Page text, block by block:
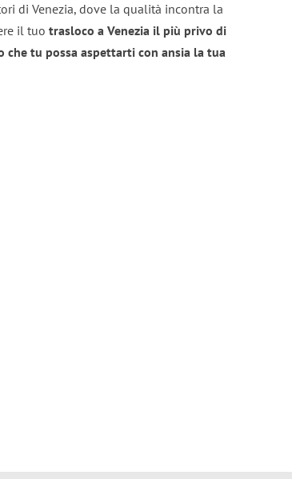
di Venezia, dove la qualità incontra la
il tuo trasloco a Venezia il più privo di
che tu possa aspettarti con ansia la tua